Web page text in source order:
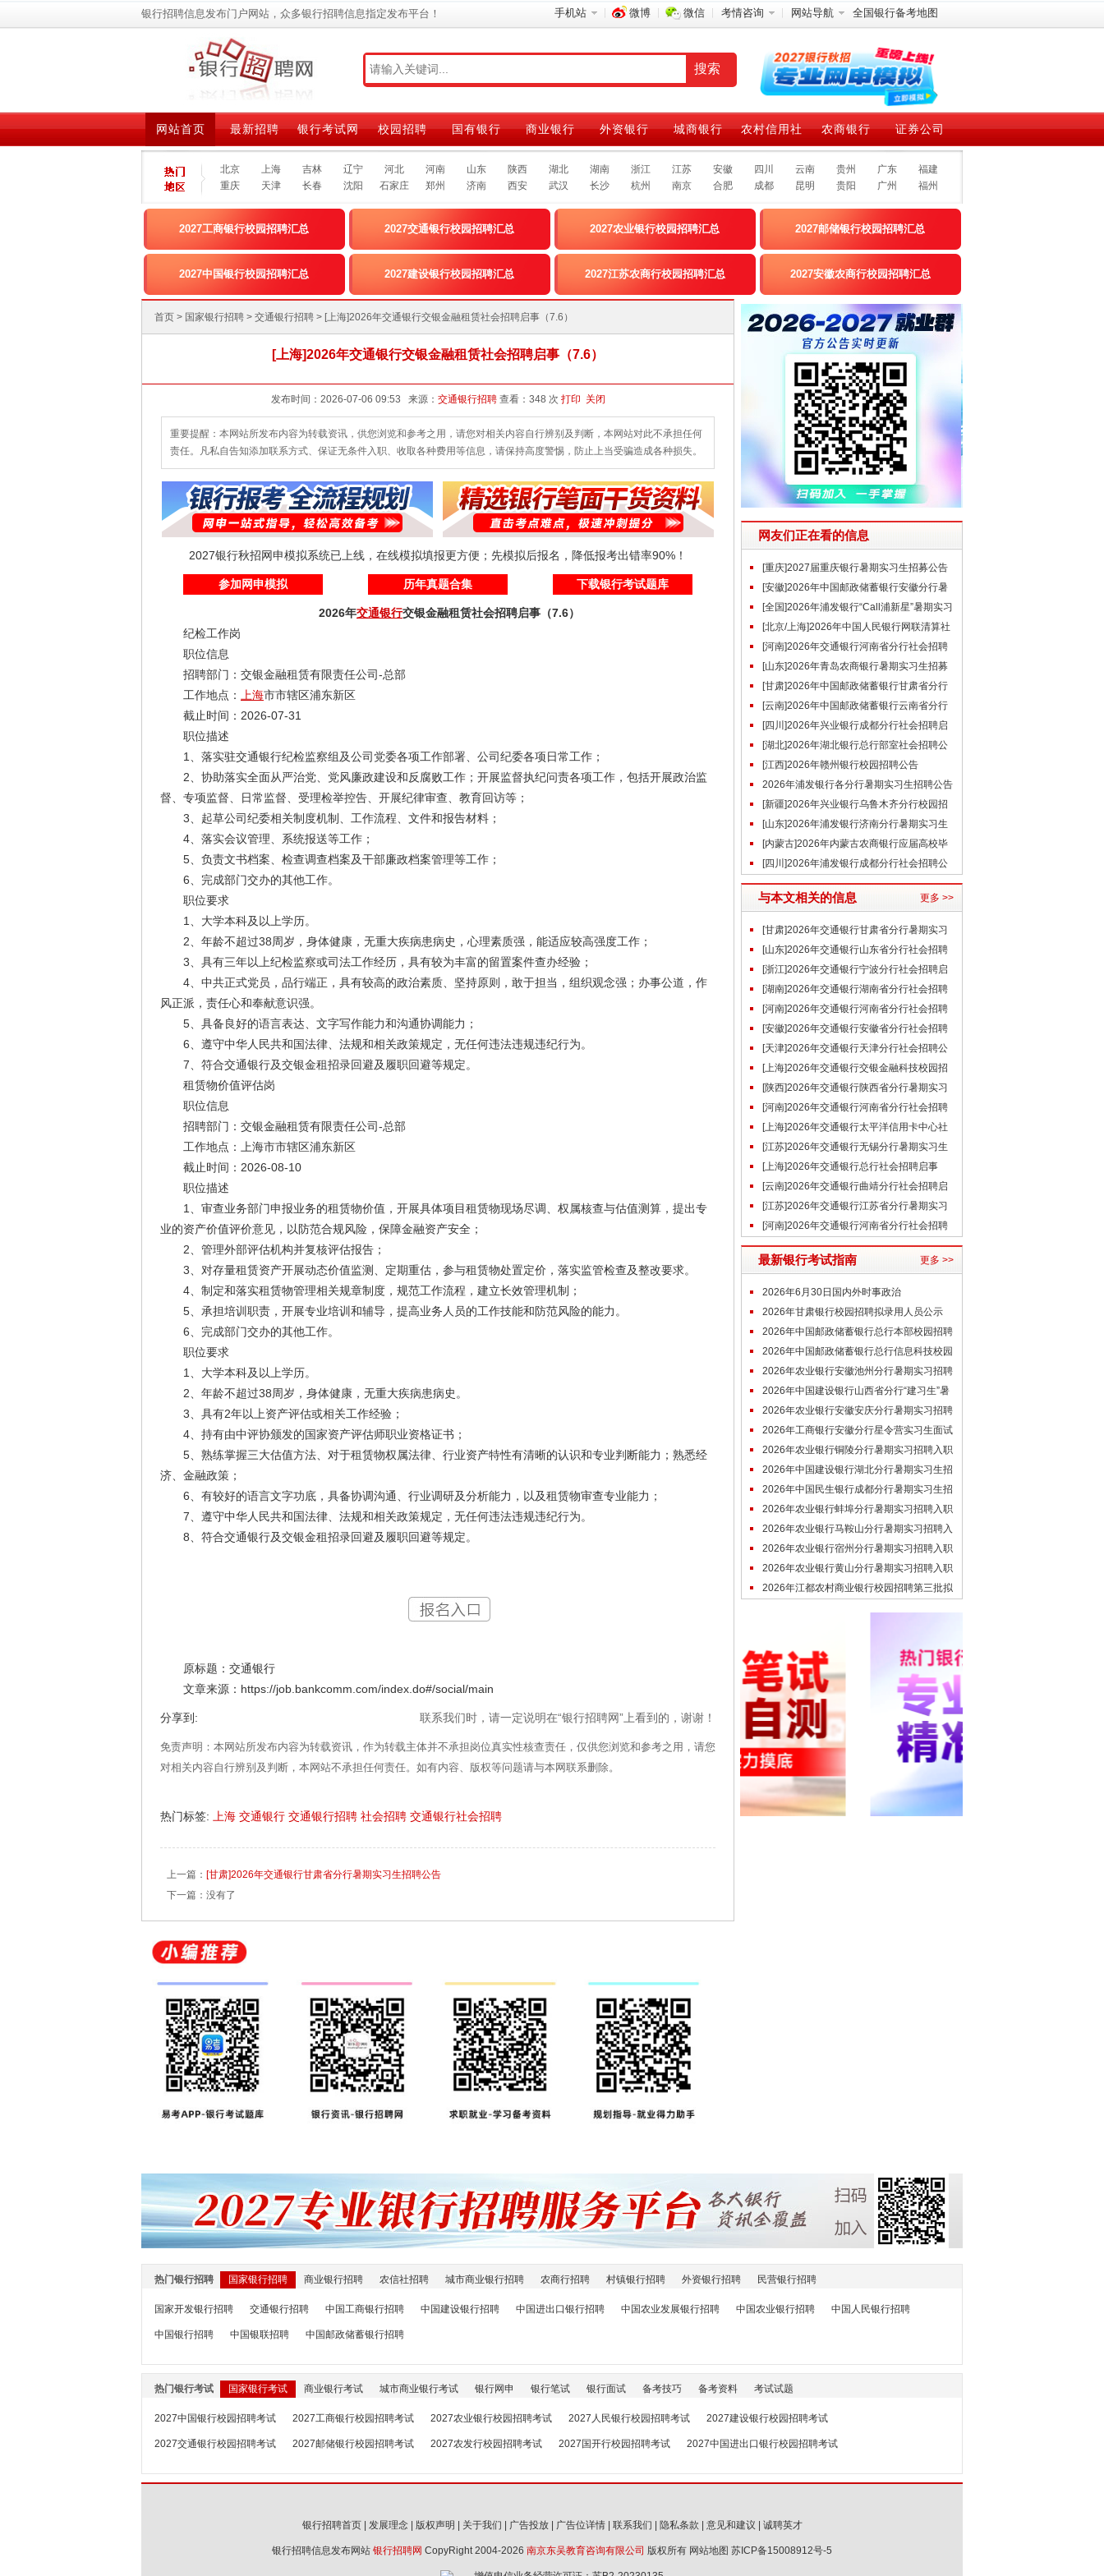
手机站 微博 微信 考情咨询 网站导航 全国银行备考地图
银行招聘信息发布门户网站，众多银行招聘信息指定发布平台！
网站首页 最新招聘 银行考试网 校园招聘 国有银行 商业银行 外资银行 城商银行 农村信用社 农商银行 证券公司
北京 上海 吉林 辽宁 河北 河南 山东 陕西 湖北 湖南 浙江 江苏 安徽 四川 云南 贵州 广东
福建
重庆
天津 长春 沈阳 石家庄 郑州 济南 西安 武汉 长沙 杭州 南京 合肥 成都 昆明 贵阳 广州 福州
2027工商银行校园招聘汇总 2027交通银行校园招聘汇总 2027农业银行校园招聘汇总 2027邮储银行校园招聘汇总
2027中国银行校园招聘汇总 2027建设银行校园招聘汇总 2027江苏农商行校园招聘汇总 2027安徽农商行校园招聘汇总
首页 > 国家银行招聘 > 交通银行招聘 > [上海]2026年交通银行交银金融租赁社会招聘启事（7.6）
[上海]2026年交通银行交银金融租赁社会招聘启事（7.6）
发布时间：2026-07-06 09:53 来源： 交通银行招聘 查看： 348 次 打印 关闭
重要提醒：本网站所发布内容为转载资讯，供您浏览和参考之用，请您对相关内容自行辨别及判断，本网站对此不承担任何
责任。凡私自告知添加联系方式、保证无条件入职、收取各种费用等信息，请保持高度警惕，防止上当受骗造成各种损失。
2027银行秋招网申模拟系统已上线，在线模拟填报更方便；先模拟后报名，降低报考出错率90%！
参加网申模拟 历年真题合集 下载银行考试题库
2026年交通银行交银金融租赁社会招聘启事（7.6）
纪检工作岗
职位信息
招聘部门：交银金融租赁有限责任公司-总部
工作地点：
上海市市辖区浦东新区
截止时间：2026-07-31
职位描述
1、落实驻交通银行纪检监察组及公司党委各项工作部署、公司纪委各项日常工作；
2、协助落实全面从严治党、党风廉政建设和反腐败工作；开展监督执纪问责各项工作，包括开展政治监
督、专项监督、日常监督、受理检举控告、开展纪律审查、教育回访等；
3、起草公司纪委相关制度机制、工作流程、文件和报告材料；
4、落实会议管理、系统报送等工作；
5、负责文书档案、检查调查档案及干部廉政档案管理等工作；
6、完成部门交办的其他工作。
职位要求
1、大学本科及以上学历。
2、年龄不超过38周岁，身体健康，无重大疾病患病史，心理素质强，能适应较高强度工作；
3、具有三年以上纪检监察或司法工作经历，具有较为丰富的留置案件查办经验；
4、中共正式党员，品行端正，具有较高的政治素质、坚持原则，敢于担当，组织观念强；办事公道，作
风正派，责任心和奉献意识强。
5、具备良好的语言表达、文字写作能力和沟通协调能力；
6、遵守中华人民共和国法律、法规和相关政策规定，无任何违法违规违纪行为。
7、符合交通银行及交银金租招录回避及履职回避等规定。
租赁物价值评估岗
职位信息
招聘部门：交银金融租赁有限责任公司-总部
工作地点：上海市市辖区浦东新区
截止时间：2026-08-10
职位描述
1、审查业务部门申报业务的租赁物价值，开展具体项目租赁物现场尽调、权属核查与估值测算，提出专
业的资产价值评价意见，以防范合规风险，保障金融资产安全；
2、管理外部评估机构并复核评估报告；
3、对存量租赁资产开展动态价值监测、定期重估，参与租赁物处置定价，落实监管检查及整改要求。
4、制定和落实租赁物管理相关规章制度，规范工作流程，建立长效管理机制；
5、承担培训职责，开展专业培训和辅导，提高业务人员的工作技能和防范风险的能力。
6、完成部门交办的其他工作。
职位要求
1、大学本科及以上学历。
2、年龄不超过38周岁，身体健康，无重大疾病患病史。
3、具有2年以上资产评估或相关工作经验；
4、持有由中评协颁发的国家资产评估师职业资格证书；
5、熟练掌握三大估值方法、对于租赁物权属法律、行业资产特性有清晰的认识和专业判断能力；熟悉经
济、金融政策；
6、有较好的语言文字功底，具备协调沟通、行业调研及分析能力，以及租赁物审查专业能力；
7、遵守中华人民共和国法律、法规和相关政策规定，无任何违法违规违纪行为。
8、符合交通银行及交银金租招录回避及履职回避等规定。
原标题：交通银行
文章来源：https://job.bankcomm.com/index.do#/social/main
分享到: 联系我们时，请一定说明在“银行招聘网”上看到的，谢谢！
免责声明：本网站所发布内容为转载资讯，作为转载主体并不承担岗位真实性核查责任，仅供您浏览和参考之用，请您
对相关内容自行辨别及判断，本网站不承担任何责任。如有内容、版权等问题请与本网联系删除。
热门标签: 上海 交通银行 交通银行招聘 社会招聘 交通银行社会招聘
上一篇： [甘肃]2026年交通银行甘肃省分行暑期实习生招聘公告
下一篇：没有了
网友们正在看的信息
[重庆]2027届重庆银行暑期实习生招募公告
[安徽]2026年中国邮政储蓄银行安徽分行暑
期实习生招聘公告
[全国]2026年浦发银行“Call浦新星”暑期实习
生招聘公告
[北京/上海]2026年中国人民银行网联清算社
会招聘公告（第二批）
[河南]2026年交通银行河南省分行社会招聘
启事（6.22）
[山东]2026年青岛农商银行暑期实习生招募
公告[甘肃]2026年中国邮政储蓄银行甘肃省分行
社会招聘公告
[云南]2026年中国邮政储蓄银行云南省分行
社会招聘公告
[四川]2026年兴业银行成都分行社会招聘启
事（6.26）
[湖北]2026年湖北银行总行部室社会招聘公
告
[江西]2026年赣州银行校园招聘公告
2026年浦发银行各分行暑期实习生招聘公告
汇总[新疆]2026年兴业银行乌鲁木齐分行校园招
聘公告（6.23）
[山东]2026年浦发银行济南分行暑期实习生
招聘公告（6.26）
[内蒙古]2026年内蒙古农商银行应届高校毕
业生校园招聘简章
[四川]2026年浦发银行成都分行社会招聘公
告（6.29）
与本文相关的信息 更多 >>
[甘肃]2026年交通银行甘肃省分行暑期实习
生招聘公告
[山东]2026年交通银行山东省分行社会招聘
公告[浙江]2026年交通银行宁波分行社会招聘启
事（7.3）
[湖南]2026年交通银行湖南省分行社会招聘
公告（7.2）
[河南]2026年交通银行河南省分行社会招聘
公告（7.2）
[安徽]2026年交通银行安徽省分行社会招聘
公告（7.2）
[天津]2026年交通银行天津分行社会招聘公
告（7.2）
[上海]2026年交通银行交银金融科技校园招
聘公告（7.2）
[陕西]2026年交通银行陕西省分行暑期实习
生招聘公告
[河南]2026年交通银行河南省分行社会招聘
启事（6.22）
[上海]2026年交通银行太平洋信用卡中心社
会招聘启事（6.16）
[江苏]2026年交通银行无锡分行暑期实习生
招聘公告
[上海]2026年交通银行总行社会招聘启事
（6.10）
[云南]2026年交通银行曲靖分行社会招聘启
事（6.9）
[江苏]2026年交通银行江苏省分行暑期实习
生项目招聘公告
[河南]2026年交通银行河南省分行社会招聘
启事（6.4）
最新银行考试指南 更多 >>
2026年6月30日国内外时事政治
2026年甘肃银行校园招聘拟录用人员公示
（7.4）
2026年中国邮政储蓄银行总行本部校园招聘
拟接收毕业生情况公示（第2批）
2026年中国邮政储蓄银行总行信息科技校园
招聘拟接收毕业生情况公示（第2批
2026年农业银行安徽池州分行暑期实习招聘
入职通知
2026年中国建设银行山西省分行“建习生”暑
期实习招聘入职通知
2026年农业银行安徽安庆分行暑期实习招聘
入职通知
2026年工商银行安徽分行星令营实习生面试
经验（亳州分行）
2026年农业银行铜陵分行暑期实习招聘入职
通知2026年中国建设银行湖北分行暑期实习生招
募线下面试通知
2026年中国民生银行成都分行暑期实习生招
募线下面试通知
2026年农业银行蚌埠分行暑期实习招聘入职
通知2026年农业银行马鞍山分行暑期实习招聘入
职通知
2026年农业银行宿州分行暑期实习招聘入职
通知2026年农业银行黄山分行暑期实习招聘入职
通知2026年江都农村商业银行校园招聘第三批拟
热门银行招聘 国家银行招聘 商业银行招聘 农信社招聘 城市商业银行招聘 农商行招聘 村镇银行招聘 外资银行招聘 民营银行招聘
国家开发银行招聘 交通银行招聘 中国工商银行招聘 中国建设银行招聘 中国进出口银行招聘 中国农业发展银行招聘 中国农业银行招聘 中国人民银行招聘
中国银行招聘 中国银联招聘 中国邮政储蓄银行招聘
热门银行考试 国家银行考试 商业银行考试 城市商业银行考试 银行网申 银行笔试 银行面试 备考技巧 备考资料 考试试题
2027中国银行校园招聘考试 2027工商银行校园招聘考试 2027农业银行校园招聘考试 2027人民银行校园招聘考试 2027建设银行校园招聘考试
2027交通银行校园招聘考试 2027邮储银行校园招聘考试 2027农发行校园招聘考试 2027国开行校园招聘考试 2027中国进出口银行校园招聘考试
银行招聘首页| 发展理念| 版权声明 | 关于我们 | 广告投放| 广告位详情| 联系我们 | 隐私条款 | 意见和建议 | 诚聘英才
银行招聘信息发布网站 银行招聘网 CopyRight 2004-2026 南京东吴教育咨询有限公司 版权所有 网站地图 苏ICP备15008912号-5